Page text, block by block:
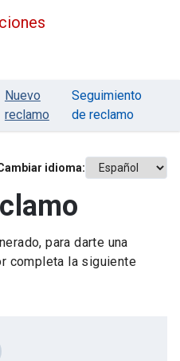
Nuevo
reclamo
Seguimiento
de reclamo
idioma:
para darte una
completa la siguiente